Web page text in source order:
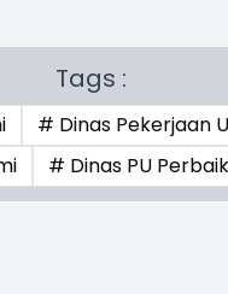
Tags :
# Dinas Pekerjaan
# Dinas PU